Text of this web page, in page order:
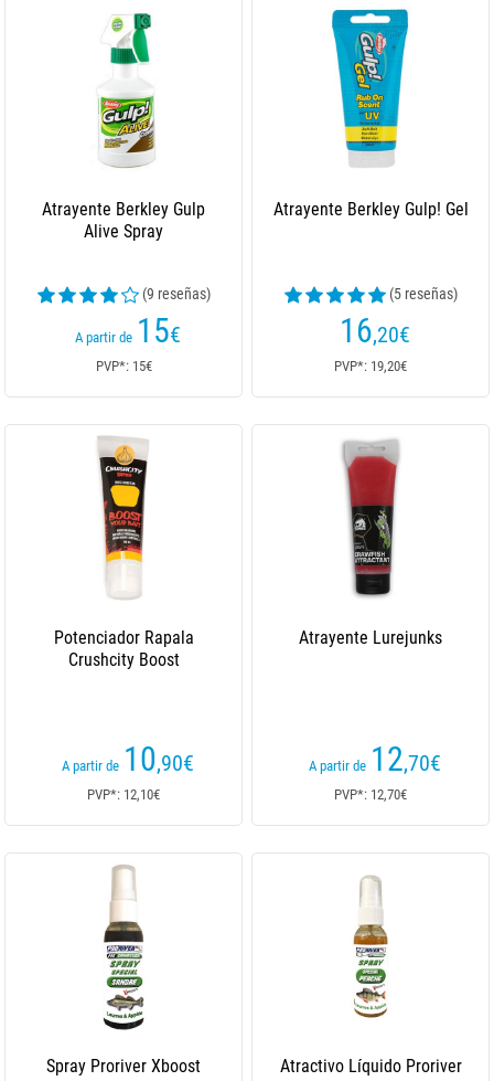
Atrayente Berkley Gulp
Alive Spray
(9 reseñas)
A partir de 15€
PVP*: 15€
Atrayente Berkley Gulp! Gel
(5 reseñas)
16,20€
PVP*: 19,20€
Potenciador Rapala
Crushcity Boost
A partir de 10,90€
PVP*: 12,10€
Atrayente Lurejunks
A partir de 12,70€
PVP*: 12,70€
Spray Proriver Xboost
Atractivo Líquido Proriver